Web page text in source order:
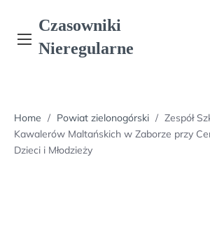
content
Czasowniki
Nieregularne
Home / Powiat zielonogórski / Zespół
Kawalerów Maltańskich w Zaborze przy
Dzieci i Młodzieży